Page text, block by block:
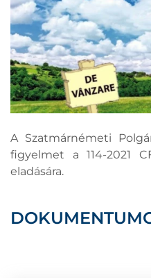
A Szatmárnémeti
figyelmet a 114-2021
eladására.